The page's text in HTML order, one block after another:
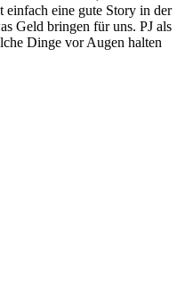
einfach eine gute Story in der
Geld bringen für uns. PJ als
Dinge vor Augen halten